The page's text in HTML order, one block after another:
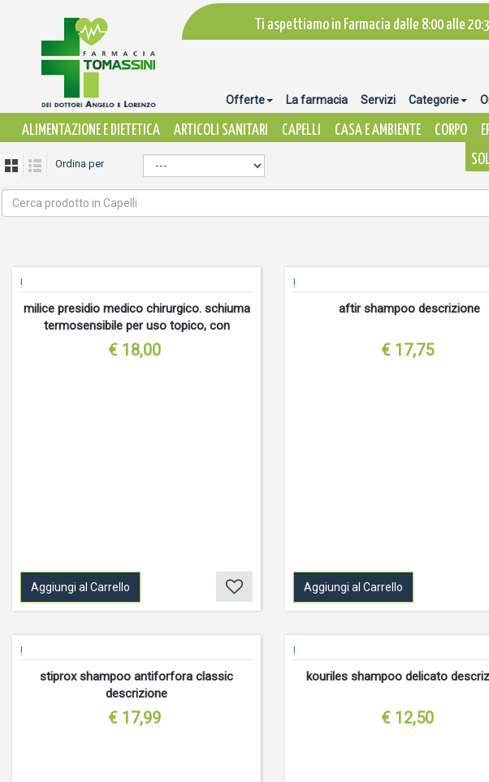
Ti aspettiamo in Farmacia dalle 8:00 alle
Offerte La farmacia Servizi Categorie
ALIMENTAZIONE E DIETETICA ARTICOLI SANITARI CAPELLI CASA E AMBIENTE CORPO
Ordina per
!
milice presidio medico chirurgico. schiuma
termosensibile per uso topico, con
formulazione a
€ 18,00
Aggiungi al Carrello
!
aftir shampoo descrizione
€ 17,75
Aggiungi al Carrello
!
stiprox shampoo antiforfora classic
descrizione
€ 17,99
!
kouriles shampoo delicato
€ 12,50